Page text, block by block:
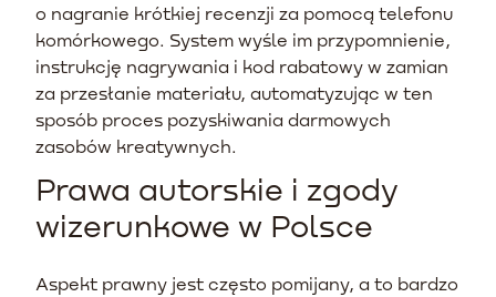
o nagranie krótkiej recenzji za pomocą telefonu
komórkowego. System wyśle im przypomnienie,
instrukcję nagrywania i kod rabatowy w zamian
za przesłanie materiału, automatyzując w ten
sposób proces pozyskiwania darmowych
zasobów kreatywnych.
Prawa autorskie i zgody
wizerunkowe w Polsce
Aspekt prawny jest często pomijany, a to bardzo